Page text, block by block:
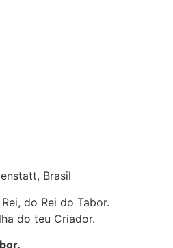
Brasil
do Rei do Tabor.
do teu Criador.